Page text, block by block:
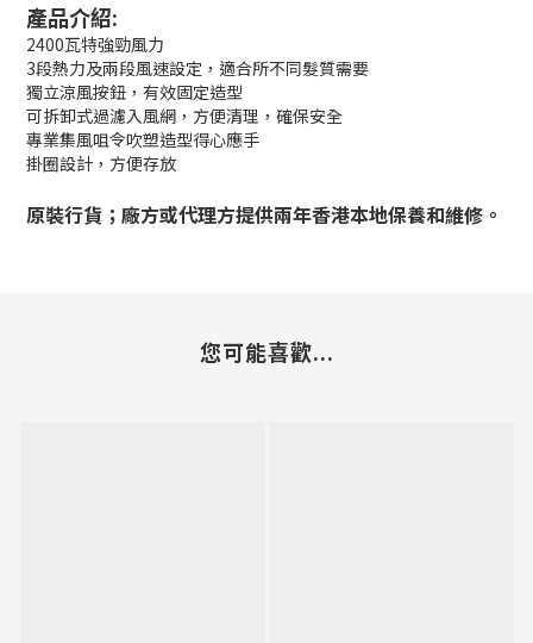
產品介紹:
2400瓦特強勁風力
3段熱力及兩段風速設定，適合所不同髮質需要
獨立涼風按鈕，有效固定造型
可拆卸式過濾入風網，方便清理，確保安全
專業集風咀令吹塑造型得心應手
掛圈設計，方便存放
原裝行貨；廠方或代理方提供兩年香港本地保養和維修。
您可能喜歡...